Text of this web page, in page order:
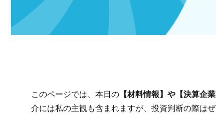
このページでは、本日の 【材料情報】や【決算企
介には私の主観も含まれますが、投資判断の際は